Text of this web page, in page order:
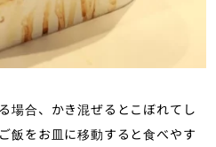
場合、かき混ぜるとこぼれてし
飯をお皿に移動すると食べやす